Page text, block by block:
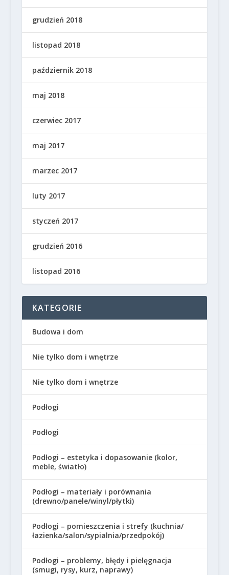
grudzień 2018
listopad 2018
październik 2018
maj 2018
czerwiec 2017
maj 2017
marzec 2017
luty 2017
styczeń 2017
grudzień 2016
listopad 2016
KATEGORIE
Budowa i dom
Nie tylko dom i wnętrze
Nie tylko dom i wnętrze
Podłogi
Podłogi
Podłogi – estetyka i dopasowanie (kolor,
meble, światło)
Podłogi – materiały i porównania
(drewno/panele/winyl/płytki)
Podłogi – pomieszczenia i strefy (kuchnia/
łazienka/salon/sypialnia/przedpokój)
Podłogi – problemy, błędy i pielęgnacja
(smugi, rysy, kurz, naprawy)